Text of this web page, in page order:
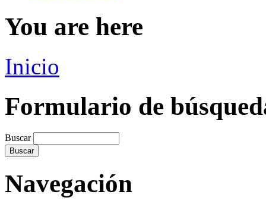
You are here
Inicio
Formulario de
Buscar
Navegación